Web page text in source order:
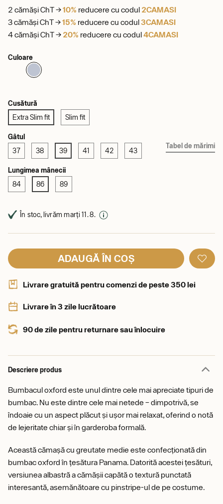
2 cămăși ChT →10% reducere cu codul 2CAMASI
3 cămăși ChT →15% reducere cu codul3CAMASI
4 cămăși ChT → 20% reducere cu codul4CAMASI
Culoare
Cusătură
Extra Slim fit Slim fit
Gâtul
37 38 39 41 42 43
Lungimea mânecii
84 86 89
Tabel de mărimi
În stoc, livrăm marți 11. 8.
ADAUGĂ ÎN COȘ
Livrare gratuită pentru comenzi de peste 350 lei
Livrare în 3 zile lucrătoare
90 de zile pentru returnare sau înlocuire
Descriere produs
Bumbacul oxford este unul dintre cele mai apreciate tipuri de
bumbac. Nu este dintre cele mai netede – dimpotrivă, se
îndoaie cu un aspect plăcut și ușor mai relaxat, oferind o notă
de lejeritate chiar și în garderoba formală.
Această cămașă cu greutate medie este confecționată din
bumbac oxford în țesătura Panama. Datorită acestei țesături,
versiunea albastră a cămășii capătă o textură punctată
interesantă, asemănătoare cu pinstripe-ul de pe costume.